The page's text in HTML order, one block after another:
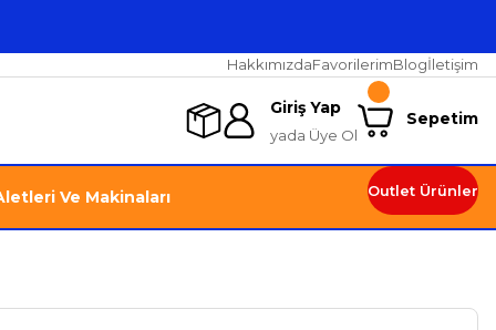
HakkımızdaFavorilerimBlogİletişim
Giriş Yap
yada Üye Ol
Sepetim
Ve Makinaları Outlet Ürünler